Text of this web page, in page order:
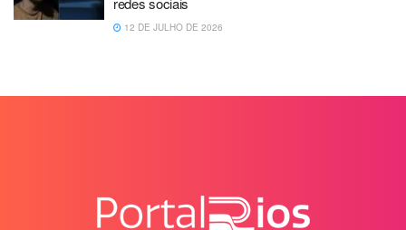
12 DE JULHO DE 2026